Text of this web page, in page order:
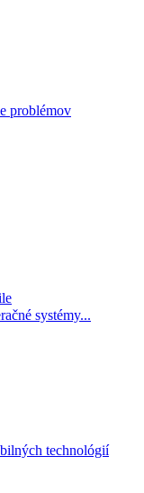
problémov
systémy...
technológií